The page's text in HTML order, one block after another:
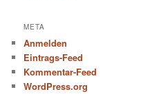
META
Anmelden
Eintrags-Feed
Kommentar-Feed
WordPress.org